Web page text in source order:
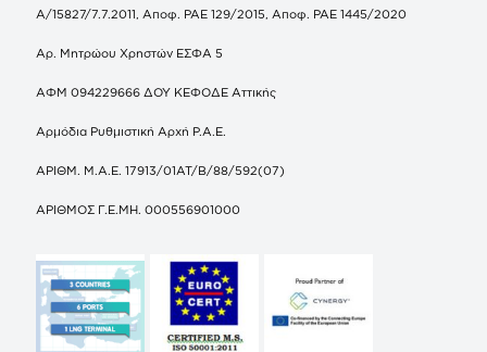
Α/15827/7.7.2011, Αποφ. ΡΑΕ 129/2015, Αποφ. ΡΑΕ 1445/2020
Αρ. Μητρώου Χρηστών ΕΣΦΑ 5
ΑΦΜ 094229666 ΔΟΥ ΚΕΦΟΔΕ Αττικής
Αρμόδια Ρυθμιστική Αρχή Ρ.Α.Ε.
ΑΡΙΘΜ. Μ.Α.Ε. 17913/01ΑΤ/Β/88/592(07)
ΑΡΙΘΜΟΣ Γ.Ε.ΜΗ. 000556901000